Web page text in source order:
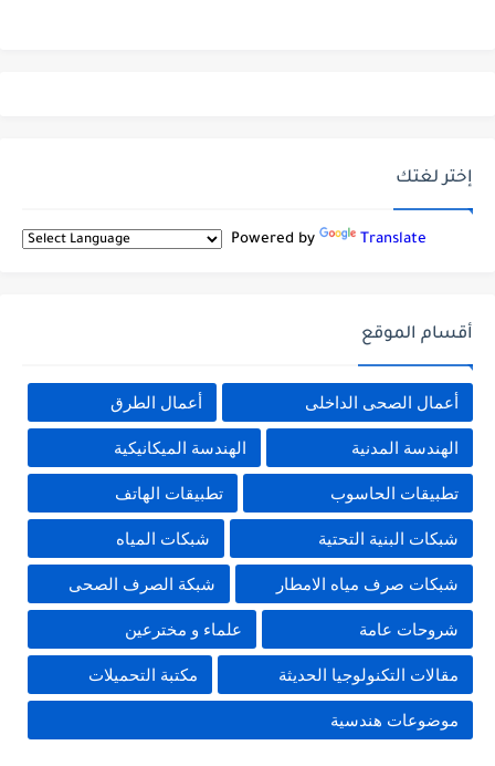
إختر لغتك
Powered by Translate
أقسام الموقع
أعمال الصحى الداخلى أعمال الطرق
الهندسة المدنية الهندسة الميكانيكية
تطبيقات الحاسوب تطبيقات الهاتف
شبكات البنية التحتية شبكات المياه
شبكات صرف مياه الامطار شبكة الصرف الصحى
شروحات عامة علماء و مخترعين
مقالات التكنولوجيا الحديثة مكتبة التحميلات
موضوعات هندسية